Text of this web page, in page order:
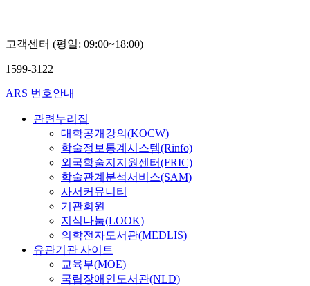
고객센터 (평일: 09:00~18:00)
1599-3122
ARS 번호안내
관련누리집
대학공개강의(KOCW)
학술정보통계시스템(Rinfo)
외국학술지지원센터(FRIC)
학술관계분석서비스(SAM)
사서커뮤니티
기관회원
지식나눔(LOOK)
의학전자도서관(MEDLIS)
유관기관 사이트
교육부(MOE)
국립장애인도서관(NLD)